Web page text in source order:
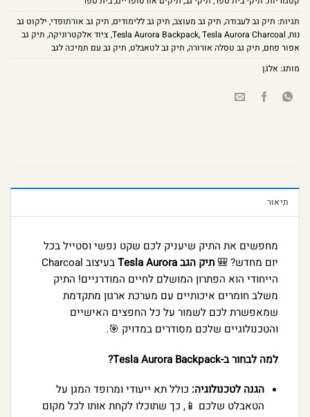
תגיות: תיק גב לעבודה, תיק גב מעוצב, תיק גב ללימודים, תיק גב אורתופדי, ילקוט גב
נוח,
Tesla Aurora Backpack,Tesla Aurora Charcoal
, ציוד אלקטרוניקה, תיק גב
אפור פחם, תיק גב טסלה אורורה, תיק גב לטאבלט, תיק גב עם תמיכה לגב
מותג: אלגן
תיאור
מחפשים את התיק שיעניק לכם שקט נפשי וסטייל בכל
יום מחדש? 🎒 תיק הגב Tesla Aurora
בעיצוב Charcoal
הייחודי הוא הפתרון המושלם לחיים המודרניים! התיק
משלב חומרים איכותיים עם מערכת ארגון מתקדמת
שמאפשרת לכם לשמור על כל החפצים האישיים
והטכנולוגיים שלכם מסודרים במדויק 🎯.
למה לבחור ב-Tesla Aurora Backpack?
הגנה לטכנולוגיה: כולל תא ייעודי ומרופד המגן על
הטאבלט שלכם 📱, כך שתוכלו לקחת אותו לכל מקום